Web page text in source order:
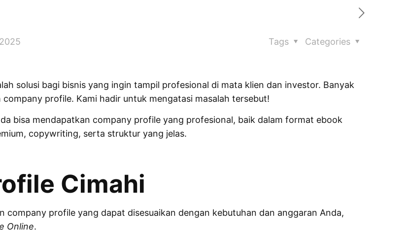
Categories
Tags
solusi bagi bisnis yang ingin tampil profesional di mata klien dan investor. Banyak
profile. Kami hadir untuk mengatasi masalah tersebut!
bisa mendapatkan company profile yang profesional, baik dalam format ebook
copywriting, serta struktur yang jelas.
Cimahi
company profile yang dapat disesuaikan dengan kebutuhan dan anggaran Anda,
Online.